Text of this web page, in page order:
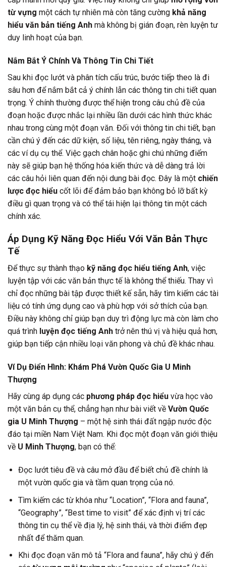
từ vựng một cách tự nhiên mà còn tăng cường khả năng
hiểu văn bản tiếng Anh mà không bị gián đoạn, rèn luyện tư
duy linh hoạt của bạn.
Nắm Bắt Ý Chính Và Thông Tin Chi Tiết
Sau khi đọc lướt và phân tích cấu trúc, bước tiếp theo là đi
sâu hơn để nắm bắt cả ý chính lẫn các thông tin chi tiết quan
trọng. Ý chính thường được thể hiện trong câu chủ đề của
đoạn hoặc được nhắc lại nhiều lần dưới các hình thức khác
nhau trong cùng một đoạn văn. Đối với thông tin chi tiết, bạn
cần chú ý đến các dữ kiện, số liệu, tên riêng, ngày tháng, và
các ví dụ cụ thể. Việc gạch chân hoặc ghi chú những điểm
này sẽ giúp bạn hệ thống hóa kiến thức và dễ dàng trả lời
các câu hỏi liên quan đến nội dung bài đọc. Đây là một chiến
lược đọc hiểu cốt lõi để đảm bảo bạn không bỏ lỡ bất kỳ
điều gì quan trọng và có thể tái hiện lại thông tin một cách
chính xác.
Áp Dụng Kỹ Năng Đọc Hiểu Với Văn Bản Thực
Tế
Để thực sự thành thạo kỹ năng đọc hiểu tiếng Anh, việc
luyện tập với các văn bản thực tế là không thể thiếu. Thay vì
chỉ đọc những bài tập được thiết kế sẵn, hãy tìm kiếm các tài
liệu có tính ứng dụng cao và phù hợp với sở thích của bạn.
Điều này không chỉ giúp bạn duy trì động lực mà còn làm cho
quá trình luyện đọc tiếng Anh trở nên thú vị và hiệu quả hơn,
giúp bạn tiếp cận nhiều loại văn phong và chủ đề khác nhau.
Ví Dụ Điển Hình: Khám Phá Vườn Quốc Gia U Minh
Thượng
Hãy cùng áp dụng các phương pháp đọc hiểu vừa học vào
một văn bản cụ thể, chẳng hạn như bài viết về Vườn Quốc
gia U Minh Thượng – một hệ sinh thái đất ngập nước độc
đáo tại miền Nam Việt Nam. Khi đọc một đoạn văn giới thiệu
về U Minh Thượng, bạn có thể:
Đọc lướt tiêu đề và câu mở đầu để biết chủ đề chính là
một vườn quốc gia và tầm quan trọng của nó.
Tìm kiếm các từ khóa như “Location”, “Flora and fauna”,
“Geography”, “Best time to visit” để xác định vị trí các
thông tin cụ thể về địa lý, hệ sinh thái, và thời điểm đẹp
nhất để thăm quan.
Khi đọc đoạn văn mô tả “Flora and fauna”, hãy chú ý đến